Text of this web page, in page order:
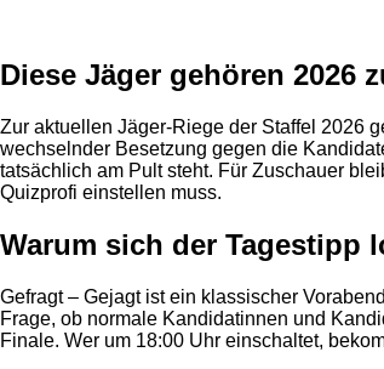
Diese Jäger gehören 2026
Zur aktuellen Jäger-Riege der Staffel 2026
wechselnder Besetzung gegen die
tatsächlich am Pult steht. Für Zuschauer
Quizprofi einstellen muss.
Warum sich der Tagestipp
Gefragt – Gejagt ist ein klassischer
Frage, ob normale Kandidatinnen und
Finale. Wer um 18:00 Uhr einschaltet,